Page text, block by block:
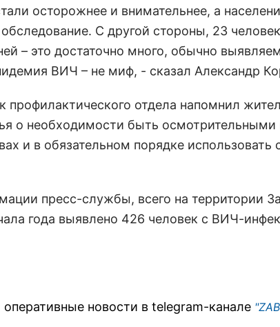
осторожнее и внимательнее, а
С другой стороны, 23
– это достаточно много, обычно
ВИЧ – не миф, - сказал Александр
профилактического отдела напомнил
о необходимости быть осмотрительными
и в обязательном порядке использовать
пресс-службы, всего на территории
года выявлено 426 человек с ВИЧ-
новости в telegram-канале